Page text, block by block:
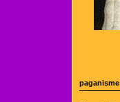
paganisme